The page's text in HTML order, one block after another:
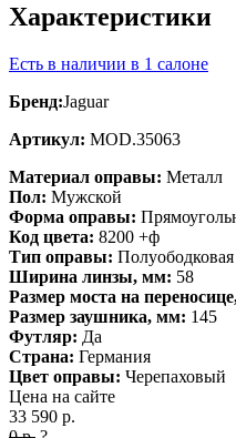
Характеристики
Есть в наличии в 1 салоне
Бренд:Jaguar
Артикул: MOD.35063
Материал оправы: Металл
Пол: Мужской
Форма оправы:
Код цвета: 8200 +ф
Тип оправы: Полуободковая
Ширина линзы, мм: 58
Размер моста на
Размер заушника, мм: 145
Футляр: Да
Страна: Германия
Цвет оправы: Черепаховый
Цена на сайте
33 590 р.